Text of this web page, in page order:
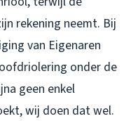
rekening neemt. Bij
van Eigenaren
onder de
geen enkel
wij doen dat wel.